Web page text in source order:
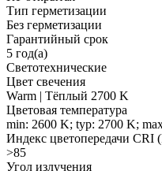
Тип герметизации
Без герметизации
Гарантийный срок
5 год(а)
Светотехнические
Цвет свечения
Warm | Тёплый 2700 K
Цветовая температура
min: 2600 K; typ: 2700 K;
Индекс цветопередачи CRI
>85
Угол излучения